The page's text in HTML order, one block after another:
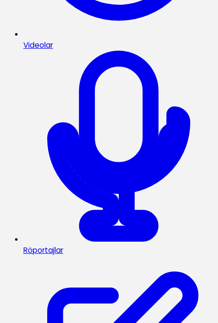
Videolar
Röportajlar